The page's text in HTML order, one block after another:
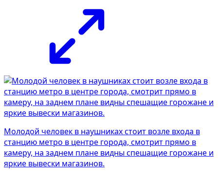
Молодой человек в наушниках стоит возле входа в
станцию метро в центре города, смотрит прямо в
камеру, на заднем плане видны спешащие горожане и
яркие вывески магазинов.